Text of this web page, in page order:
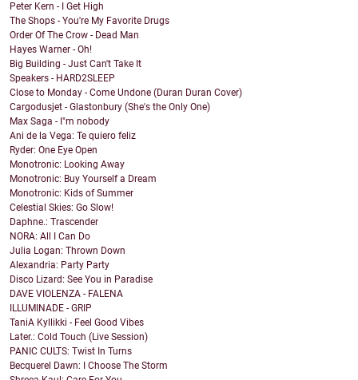
Peter Kern - I Get High
The Shops - You're My Favorite Drugs
Order Of The Crow - Dead Man
Hayes Warner - Oh!
Big Building - Just Can't Take It
Speakers - HARD2SLEEP
Close to Monday - Come Undone (Duran Duran Cover)
Cargodusjet - Glastonbury (She's the Only One)
Max Saga - I"m nobody
Ani de la Vega: Te quiero feliz
Ryder: One Eye Open
Monotronic: Looking Away
Monotronic: Buy Yourself a Dream
Monotronic: Kids of Summer
Celestial Skies: Go Slow!
Daphne.: Trascender
NORA: All I Can Do
Julia Logan: Thrown Down
Alexandria: Party Party
Disco Lizard: See You in Paradise
DAVE VIOLENZA - FALENA
ILLUMINADE - GRIP
TaniA Kyllikki - Feel Good Vibes
Later.: Cold Touch (Live Session)
PANIC CULTS: Twist In Turns
Becquerel Dawn: I Choose The Storm